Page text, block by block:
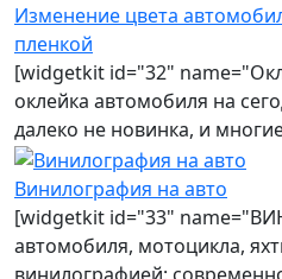
Изменение цвета
пленкой
[widgetkit id="32"
оклейка автомобиля на
далеко не новинка, и
Винилография на авто
[widgetkit id="33"
автомобиля, мотоцикла,
винилографией: